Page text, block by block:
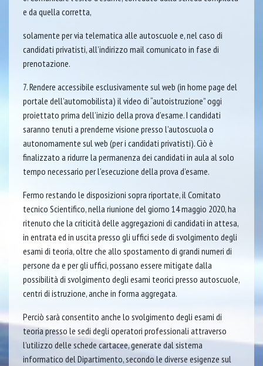
e da quella corretta,
solamente per via telematica alle autoscuole e, nel caso di
candidati privatisti, all’indirizzo mail comunicato in fase di
prenotazione.
7. Rendere accessibile esclusivamente sul web (in home page del
portale dell’automobilista) il video di “autoistruzione” oggi
proiettato prima dell’inizio della prova d’esame. I candidati
saranno tenuti a prenderne visione presso l’autoscuola o
autonomamente sul web (per i candidati privatisti). Ciò è
finalizzato a ridurre la permanenza dei candidati in aula al solo
tempo necessario per l’esecuzione della prova d’esame.
Fermo restando le disposizioni sopra riportate, il Comitato
tecnico Scientifico, nella riunione del giorno 14 maggio 2020, ha
ritenuto che la criticità delle aggregazioni di candidati in attesa,
in entrata ed in uscita presso gli uffici sede di svolgimento degli
esami di teoria, oltre che allo spostamento di grandi numeri di
persone da e per gli uffici, possano essere mitigate dalla
possibilità di svolgimento degli esami teorici presso autoscuole,
centri di istruzione, anche in forma aggregata.
Perciò sarà consentito anche lo svolgimento degli esami di
teoria presso le sedi degli operatori professionali attraverso
l’utilizzo delle schede cartacee, generate dal sistema
informatico del Dipartimento, secondo le diverse esigenze sul